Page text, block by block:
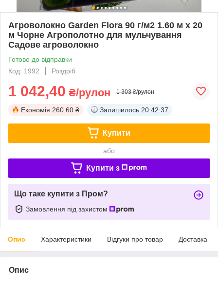
Агроволокно Garden Flora 90 г/м2 1.60 м х 20
м Чорне Агрополотно для мульчування
Садове агроволокно
Готово до відправки
Код: 1992
Роздріб
1 042,40 ₴/рулон 1 303 ₴/рулон
Економія 260.60 ₴ Залишилось 20:42:37
Купити
або
Купити з
Що таке купити з Пром?
Замовлення під захистом
Опис Характеристики Відгуки про товар Доставка
Опис